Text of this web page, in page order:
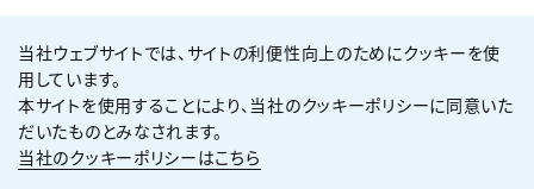
個人情報保護方針
サイト利用規約
サイトマップ
当社ウェブサイトでは、サイトの利便性向上のためにクッキーを使
用しています。
本サイトを使用することにより、当社のクッキーポリシーに同意いた
だいたものとみなされます。
当社のクッキーポリシーはこちら